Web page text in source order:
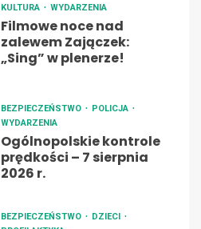
KULTURA WYDARZENIA
Filmowe noce nad
zalewem Zajączek:
„Sing” w plenerze!
BEZPIECZEŃSTWO
POLICJA
WYDARZENIA
Ogólnopolskie kontrole
prędkości – 7 sierpnia
2026 r.
BEZPIECZEŃSTWO
DZIECI